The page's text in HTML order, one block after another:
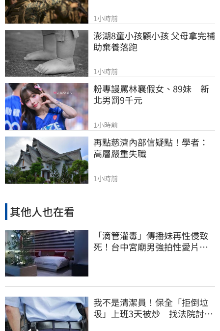
1小時前
澎湖8童小孩顧小孩 父母拿完補
助棄養落跑
1小時前
粉專謾罵林襄假女、89妹　新
北男罰9千元
1小時前
再點慈濟內部信疑點！學者：
高層嚴重失職
1小時前
其他人也在看
「滴管灌毒」傳播妹再性侵致
死！台中宮廟男強拍性愛片
我不是清潔員！保全「拒倒垃
圾」上班3天被炒 找法院討公